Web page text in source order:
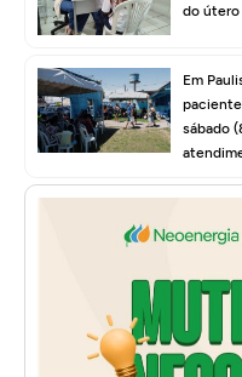
do útero
Em
sábado